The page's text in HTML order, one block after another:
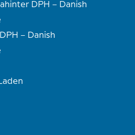
DPH – Danish
– Danish